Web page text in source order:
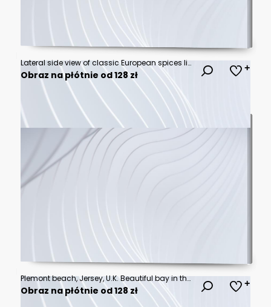
Lateral side view of classic European spices like thyme, rosemary, and bay leaves, isolated on a white background, showcasing their natural colors and textures in a fresh, clean shot.
Obraz na płótnie od 128 zł
Plemont beach, Jersey, U.K. Beautiful bay in the Summer.
Obraz na płótnie od 128 zł